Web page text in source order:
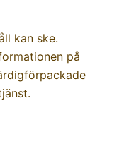
kan ske.
på